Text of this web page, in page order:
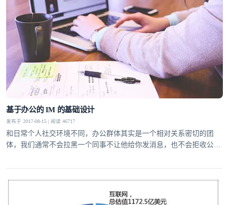
基于办公的 IM 的基础设计
发布于 2017-08-15 | 阅读 46717
和日常个人社交环境不同，办公群体其实是一个相对关系密切的团
体，我们通常不会拉黑一个同事不让他给你发消息，也不会拒收公司